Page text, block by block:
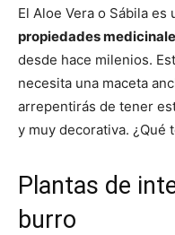
El Aloe Vera o Sábila es
propiedades
desde hace milenios.
necesita una maceta
arrepentirás de tener
y muy decorativa. ¿Qué
Plantas de
burro